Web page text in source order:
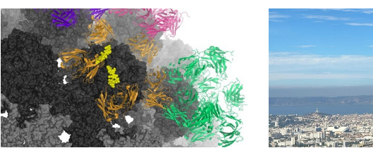
Polyomaviren:
neue
Ansatzpunkte
für
Schutz
und
Therapie
Mikrobiologie
Meer:
Unser
Praktikum
am
CNRS
in
Marseille